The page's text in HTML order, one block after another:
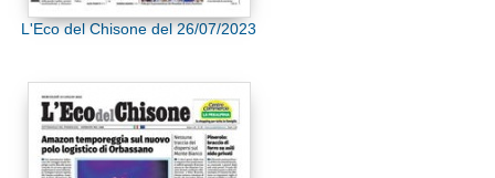
L'Eco del Chisone del 26/07/2023